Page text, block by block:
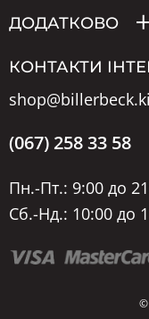
ДОДАТКОВО
КОНТАКТИ
(067) 258 33 58
Пн.-Пт.: 9:00 до
Сб.-Нд.: 10:00 до
©